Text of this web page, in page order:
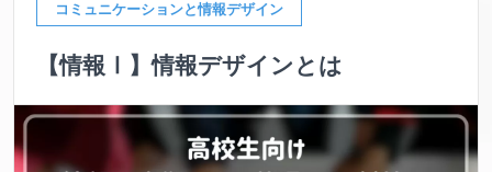
コミュニケーションと情報デザイン
【情報Ⅰ】情報デザインとは